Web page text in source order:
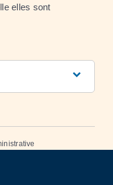
elles sont